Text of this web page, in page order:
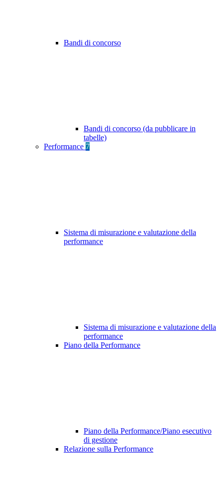
Bandi di concorso
Bandi di concorso (da pubblicare in
tabelle)
Performance 7
Sistema di misurazione e valutazione della
performance
Sistema di misurazione e valutazione della
performance
Piano della Performance
Piano della Performance/Piano esecutivo
di gestione
Relazione sulla Performance